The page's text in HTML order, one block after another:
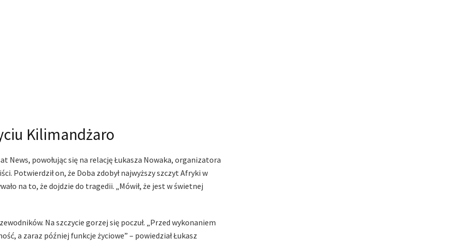
Kilimandżaro
powołując się na relację Łukasza Nowaka, organizatora
Potwierdził on, że Doba zdobył najwyższy szczyt Afryki w
na to, że dojdzie do tragedii. „Mówił, że jest w świetnej
Na szczycie gorzej się poczuł. „Przed wykonaniem
a zaraz później funkcje życiowe” – powiedział Łukasz